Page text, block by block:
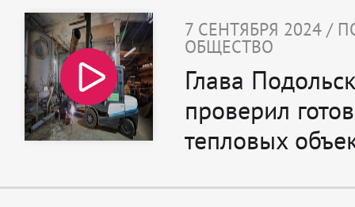
7 СЕНТЯБРЯ 2024 /
ОБЩЕСТВО
Глава
проверил
тепловых